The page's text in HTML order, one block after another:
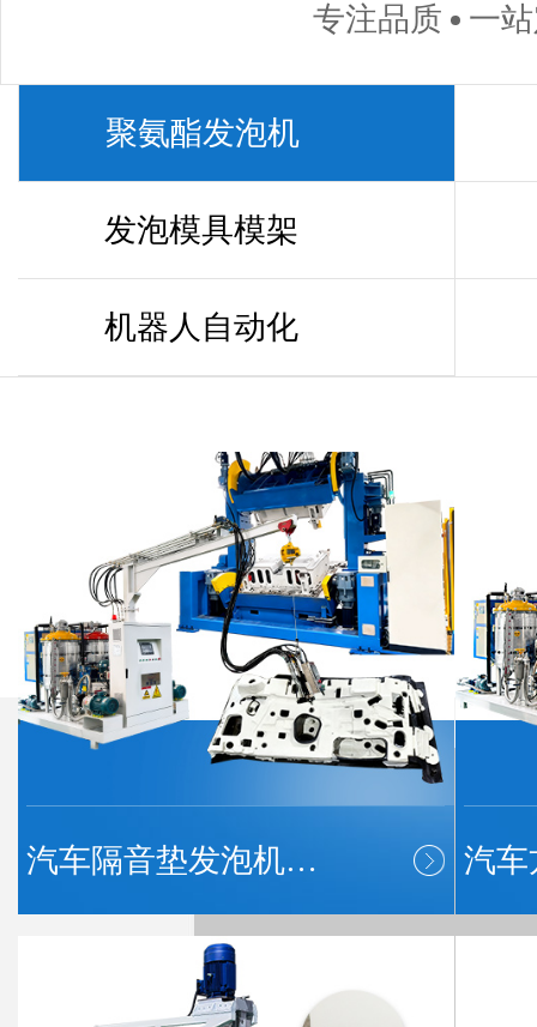
专注品质 一站
聚氨酯发泡机
发泡模具模架
机器人自动化
汽车隔音垫发泡机… 汽